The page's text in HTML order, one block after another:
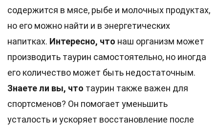
содержится в мясе, рыбе и молочных продуктах,
но его можно найти и в энергетических
напитках. Интересно, что наш организм может
производить таурин самостоятельно, но иногда
его количество может быть недостаточным.
Знаете ли вы, что таурин также важен для
спортсменов? Он помогает уменьшить
усталость и ускоряет восстановление после